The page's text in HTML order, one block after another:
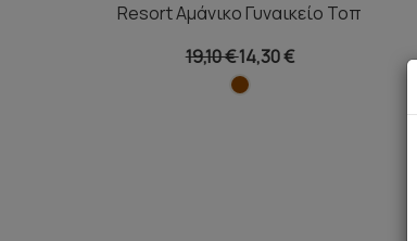
Resort Αμάνικο Γυναικείο Τοπ
19,10 €14,30 €